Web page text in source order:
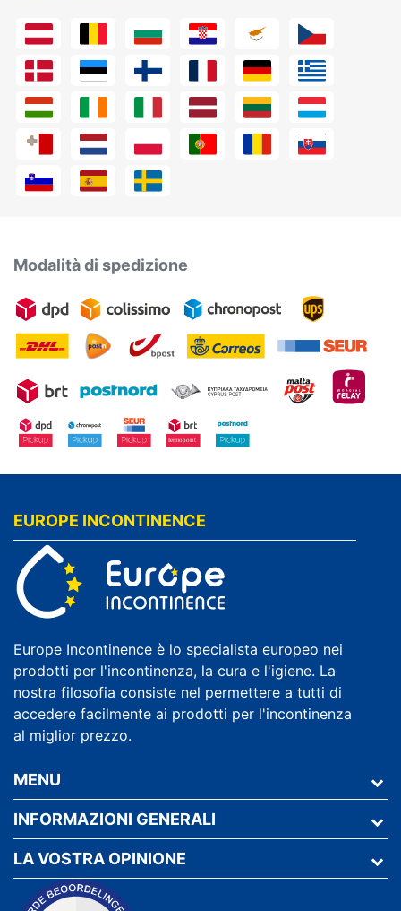
Modalità di spedizione
EUROPE INCONTINENCE
Europe Incontinence è lo specialista europeo nei
prodotti per l'incontinenza, la cura e l'igiene. La
nostra filosofia consiste nel permettere a tutti di
accedere facilmente ai prodotti per l'incontinenza
al miglior prezzo.
MENU
INFORMAZIONI GENERALI
LA VOSTRA OPINIONE